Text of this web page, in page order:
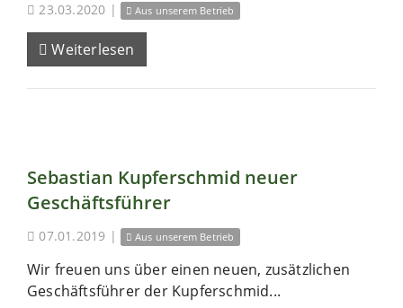
23.03.2020 | Aus unserem Betrieb
Weiterlesen
Sebastian Kupferschmid neuer
Geschäftsführer
07.01.2019 | Aus unserem Betrieb
Wir freuen uns über einen neuen, zusätzlichen
Geschäftsführer der Kupferschmid...